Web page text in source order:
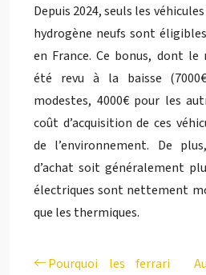
Depuis 2024, seuls les
hydrogène neufs sont
en France. Ce bonus, dont
été revu à la baisse
modestes, 4000€ pour les
coût d’acquisition de ces
de l’environnement. De
d’achat soit généralement
électriques sont nettement
que les thermiques.
Pourquoi les ferrari